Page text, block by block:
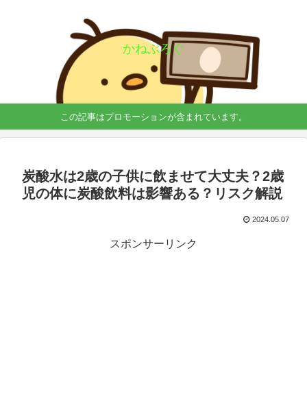
かねぶろぐ
この記事はプロモーションが含まれています。
炭酸水は2歳の子供に飲ませて大丈夫？2歳
児の体に炭酸飲料は影響ある？リスク解説
2024.05.07
スポンサーリンク